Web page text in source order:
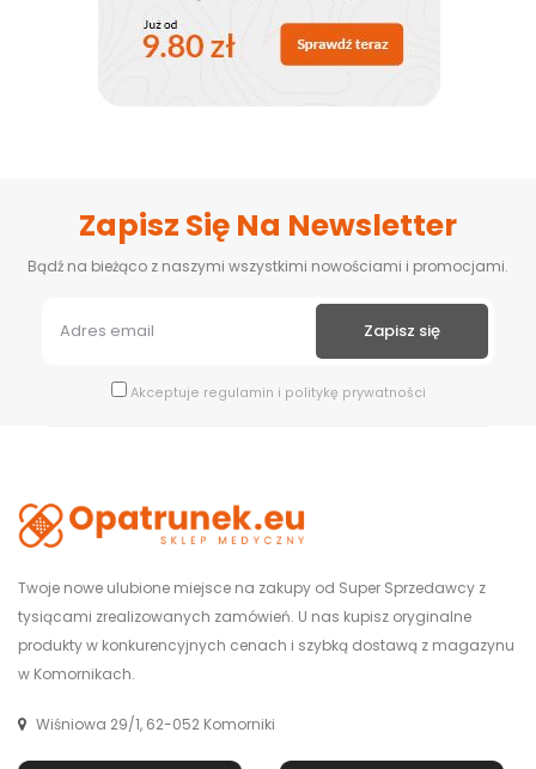
Zapisz Się Na Newsletter
Bądź na bieżąco z naszymi wszystkimi nowościami i promocjami.
Akceptuje regulamin i politykę prywatności
Twoje nowe ulubione miejsce na zakupy od Super Sprzedawcy z
tysiącami zrealizowanych zamówień. U nas kupisz oryginalne
produkty w konkurencyjnych cenach i szybką dostawą z magazynu
w Komornikach.
Wiśniowa 29/1, 62-052 Komorniki